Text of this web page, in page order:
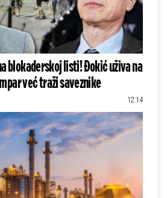
blokaderskoj listi! Đokić uživa na
već traži saveznike
12:14